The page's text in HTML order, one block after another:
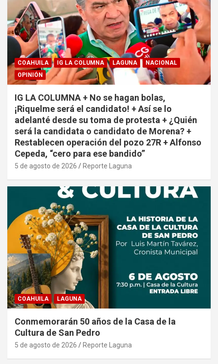
COAHUILA IG LA COLUMNA LAGUNA
NACIONAL
OPINIÓN
IG LA COLUMNA + No se hagan bolas,
¡Riquelme será el candidato! + Así se lo
adelanté desde su toma de protesta + ¿Quién
será la candidata o candidato de Morena? +
Restablecen operación del pozo 27R + Alfonso
Cepeda, “cero para ese bandido”
5 de agosto de 2026 Reporte Laguna
COAHUILA LAGUNA
Conmemorarán 50 años de la Casa de la
Cultura de San Pedro
5 de agosto de 2026 Reporte Laguna